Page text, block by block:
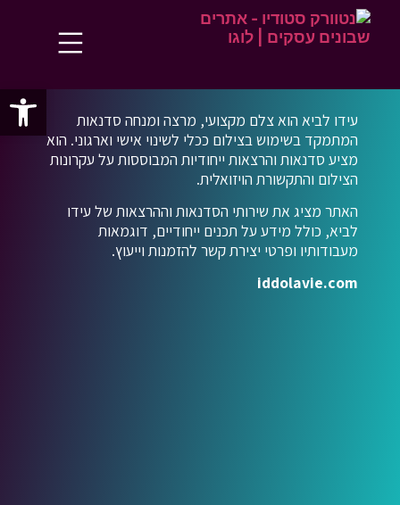
פתח
עידו לביא הוא צלם מקצועי, מרצה ומנחה סדנאות
המתמקד בשימוש בצילום ככלי לשינוי אישי וארגוני. הוא
מציע סדנאות והרצאות ייחודיות המבוססות על עקרונות
הצילום והתקשורת הויזואלית.
האתר מציג את שירותי הסדנאות וההרצאות של עידו
לביא, כולל מידע על תכנים ייחודיים, דוגמאות
מעבודותיו ופרטי יצירת קשר להזמנות וייעוץ.
iddolavie.com